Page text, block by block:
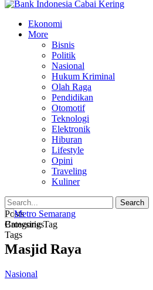
Ekonomi
More
Bisnis
Politik
Nasional
Hukum Kriminal
Olah Raga
Pendidikan
Otomotif
Teknologi
Elektronik
Hiburan
Lifestyle
Opini
Traveling
Kuliner
Posts
Categories
Tags
Browsing Tag
Masjid Raya
Nasional